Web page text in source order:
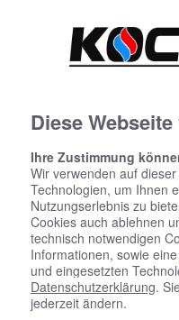
Wir bedanken uns für
Der sichere Umgang mit
wichtig. Wir möchten Sie
Verwendung Ihrer Daten
Diese
Ihre Zustimmung
Wir verwenden auf
Technologien, um Ihnen
Nutzungserlebnis zu
Cookies auch ablehnen
technisch notwendigen
Informationen, sowie
und eingesetzten
Datenschutzerklärung.
jederzeit ändern.